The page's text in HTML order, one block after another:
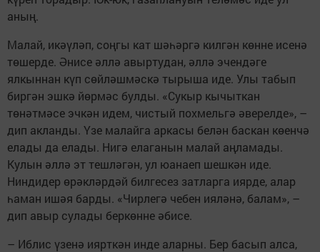
аның.
Малай, икәүләп, соңгы кат шәһәргә килгән көнне исенә
төшерде. Әнисе әллә авыртудан, әллә эчендәге
ялкыннан күп сөйләшмәскә тырыша иде. Улы табып
биргән эшкә йөрмәс булды. «Сукыр кычыткан
төнәтмәсе эчкән идем, чистый похмельгә әверелде», –
дип акланды. Үзе малайга аркасы белән баскан көенчә
елады да елады. Нигә елаганын малай аңламады.
Кулын әллә эт тешләгән, ул юанаеп шешкән иде.
Ниндидер өрәкләрдәй билгесез затларга иярде, алар
һаман ишәя барды. «Чирлегә чебен ияләнә, балам», –
дип авыр сулады беркөнне әбисе.
– Иблис үзенә иярткән инде аларны. Бер басып алса,